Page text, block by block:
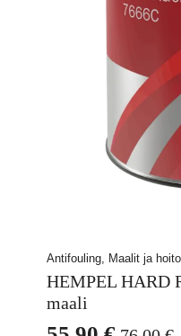
Antifouling, Maalit ja
HEMPEL HARD
maali